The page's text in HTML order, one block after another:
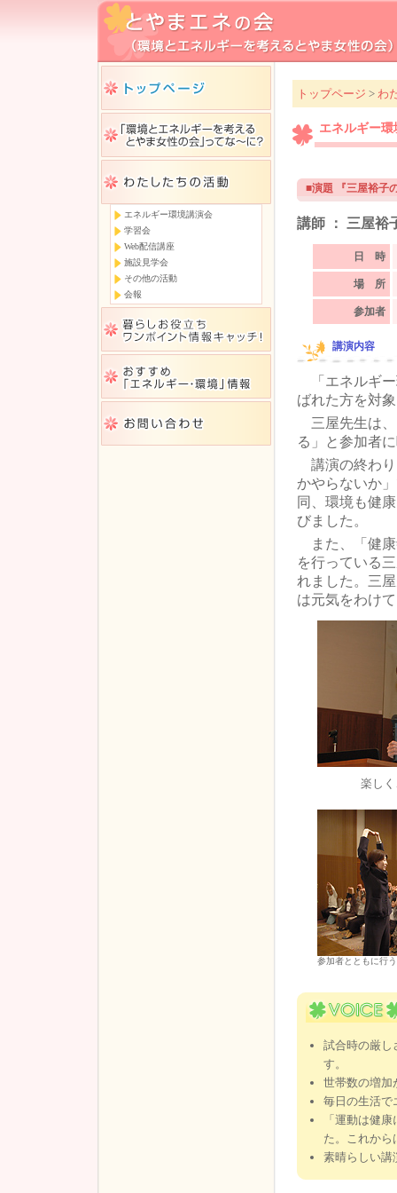
エネルギー環境講演会
学習会
Web配信講座
施設見学会
その他の活動
会報
トップページ > わ
エネルギー環
■演題 『三屋裕子
講師 ： 三屋
日 時
場 所
参加者
講演内容
「エネルギー
ばれた方を対
三屋先生は、
る」と参加者
講演の終わり
かやらないか
同、環境も健
びました。
また、「健康
を行っている
れました。三
は元気をわけ
楽し
参加者とともに行
試合時の厳し
す。
世帯数の増加
毎日の生活で
「運動は健
た。これから
素晴らしい講